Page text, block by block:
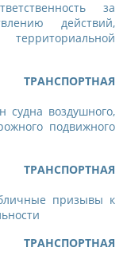
за
действий,
судна воздушного,
подвижного
призывы к